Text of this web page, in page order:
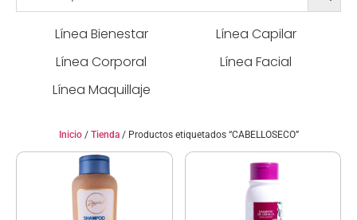
Línea Bienestar
Línea Capilar
Línea Corporal
Línea Facial
Línea Maquillaje
Inicio/ Tienda/ Productos etiquetados “CABELLOSECO”